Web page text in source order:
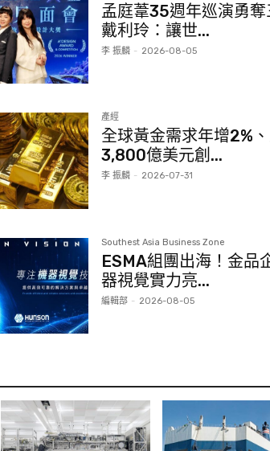
孟庭葦35週年巡演勇
戴利玲：讓世...
李 振麟 - 2026-08-05
產經
全球黃金需求年增2%
3,800億美元創...
李 振麟 - 2026-07-31
Southest Asia Business Zone
ESMA組團出海！金品
器視覺實力亮...
編輯部 - 2026-08-05